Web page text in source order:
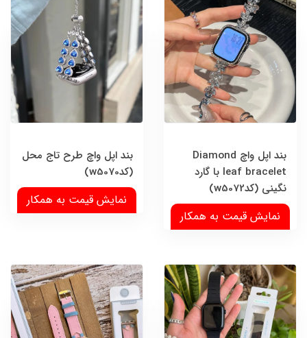
بند اپل واچ Diamond
leaf bracelet با گارد
نگینی (کدw5072)
نمایش قیمت به همکار
بند اپل واچ طرح تاج محل
(کدw5070)
نمایش قیمت به همکار